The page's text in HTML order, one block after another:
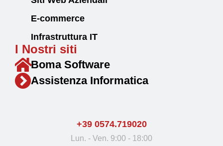
E-commerce
Infrastruttura IT
I Nostri siti
Boma Software
Assistenza Informatica
+39 0574.719020
Lun. - Ven. 9:00 - 18:00